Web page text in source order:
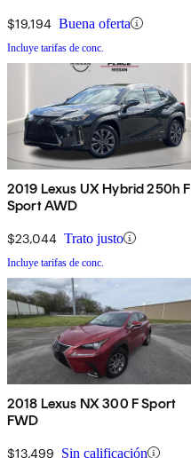
$19,194 Buena oferta
Incluye tarifas de conc.
2019 Lexus UX Hybrid 250h F
Sport AWD
$23,044 Trato justo
Incluye tarifas de conc.
2018 Lexus NX 300 F Sport
FWD
$13,499 Sin calificación